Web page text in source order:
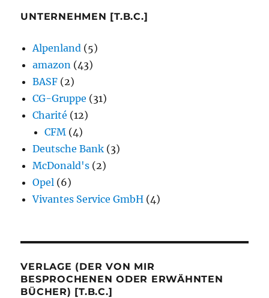
UNTERNEHMEN [T.B.C.]
Alpenland (5)
amazon (43)
BASF (2)
CG-Gruppe (31)
Charité (12)
CFM (4)
Deutsche Bank (3)
McDonald's (2)
Opel (6)
Vivantes Service GmbH (4)
VERLAGE (DER VON MIR
BESPROCHENEN ODER ERWÄHNTEN
BÜCHER) [T.B.C.]